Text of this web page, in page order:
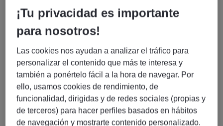
Participar en la revisión y trazabilidad de
especificaciones técnicas.
para asegurar claridad y estructura.
Apoyar la alineación entre requisitos del cliente y
los internos.
Apoyar el diseño de arquitectura de sistemas de
baterías (selección de celdas/módulos,
refrigeración, integración del BMS).
¡Tu privacidad es importante
para nosotros!
Las cookies nos ayudan a analizar el tráfico para
personalizar el contenido que más te interesa y
también a ponértelo fácil a la hora de navegar. Por
ello, usamos cookies de rendimiento, de
funcionalidad, dirigidas y de redes sociales (propias y
de terceros) para hacer perfiles basados en hábitos
de navegación y mostrarte contenido personalizado.